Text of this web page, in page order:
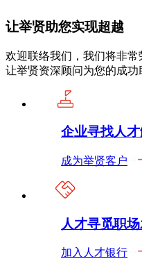
让举贤助您实现超越
欢迎联络我们，我们将非常
让举贤资深顾问为您的成功
企业寻找人
成为举贤客户
人才寻觅职
加入人才银行